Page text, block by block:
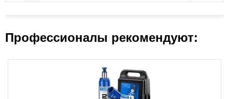
Профессионалы рекомендуют: